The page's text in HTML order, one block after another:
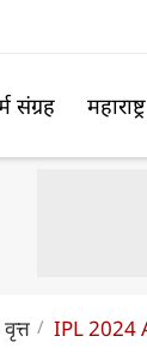
संग्रह
IPL 2024